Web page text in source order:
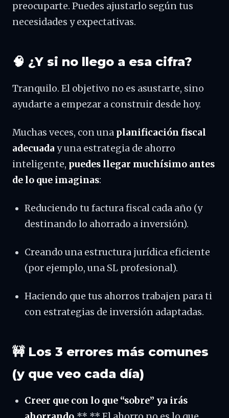
preocuparte. Puedes ajustarlo según tus
necesidades y expectativas.
🧠 ¿Y si no llego a esa cifra?
Tranquilo. El objetivo no es asustarte, sino
ayudarte a empezar a construir desde hoy.
Muchas veces, con una planificación fiscal
adecuada y una estrategia de ahorro
inteligente, puedes llegar muchísimo antes
de lo que imaginas:
Reduciendo tu factura fiscal cada año (y
destinando lo ahorrado a inversión).
Creando una estructura jurídica eficiente
(por ejemplo, una SL profesional).
Haciendo que tus ahorros trabajen para ti
con estrategias de inversión adaptadas.
🚧 Los 3 errores más comunes
(y que veo cada día)
Creer que con lo que “sobre” ya irás